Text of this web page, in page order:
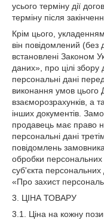
усього терміну дії
терміну після
Крім цього,
він повідомлений (без
встановлені Законом
даних», про цілі
персональні дані
виконання умов цього
взаєморозрахунків, а
інших документів.
продавець має право
персональні дані
повідомлень
обробки
суб'єкта персональних
«Про захист
3. ЦІНА ТОВАРУ
3.1. Ціна на кожну